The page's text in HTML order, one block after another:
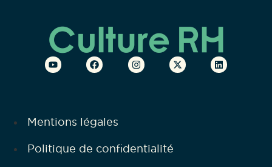
Mentions légales
Politique de confidentialité